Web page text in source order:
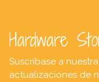
Hardware
Suscríbase a
actualizaciones de